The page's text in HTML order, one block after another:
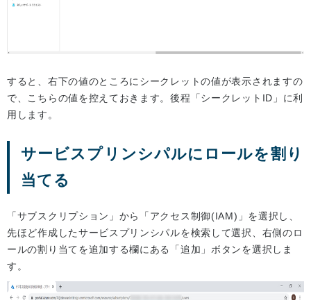
すると、右下の値のところにシークレットの値が表示されますの
で、こちらの値を控えておきます。後程「シークレットID」に利
用します。
サービスプリンシパルにロールを割り
当てる
「サブスクリプション」から「アクセス制御(IAM)」を選択し、
先ほど作成したサービスプリンシパルを検索して選択、右側のロ
ールの割り当てを追加する欄にある「追加」ボタンを選択しま
す。